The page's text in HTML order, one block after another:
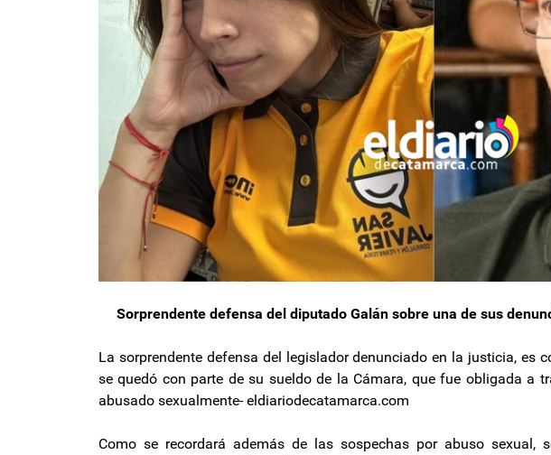
Sorprendente defensa del diputado Galán sobre una de sus
La sorprendente defensa del legislador denunciado en la justicia, es
se quedó con parte de su sueldo de la Cámara, que fue obligada a
abusado sexualmente- eldiariodecatamarca.com
Como se recordará además de las sospechas por abuso sexual,